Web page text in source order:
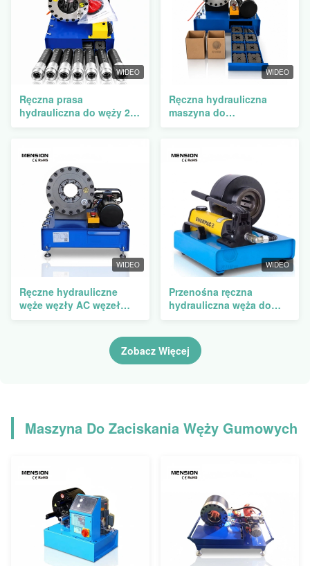
WIDEO
Ręczna prasa
hydrauliczna do węży 2
matryc i przenośną
pompą ręczną
WIDEO
Ręczna hydrauliczna
maszyna do
przenośna 12V/24V i 10
zestawów matri
WIDEO
Ręczne hydrauliczne
węże węzły AC węzeł
WIDEO
Przenośna ręczna
hydrauliczna węża do
Zobacz Więcej
Maszyna Do Zaciskania Węży Gumowych